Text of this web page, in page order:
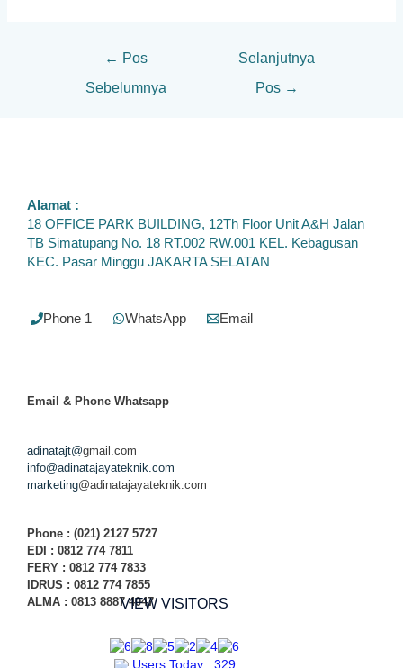
← Pos
Sebelumnya
Selanjutnya
Pos →
Alamat :
18 OFFICE PARK BUILDING, 12Th Floor Unit A&H Jalan
TB Simatupang No. 18 RT.002 RW.001 KEL. Kebagusan
KEC. Pasar Minggu JAKARTA SELATAN
Phone 1 WhatsApp Email
Email & Phone Whatsapp
adinatajt@gmail.com
info@adinatajayateknik.com
marketing@adinatajayateknik.com
Phone : (021) 2127 5727
EDI : 0812 774 7811
FERY : 0812 774 7833
IDRUS : 0812 774 7855
ALMA : 0813 8887 4047VIEW VISITORS
Users Today : 329